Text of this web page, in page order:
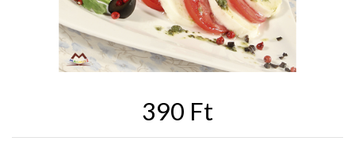
390 Ft